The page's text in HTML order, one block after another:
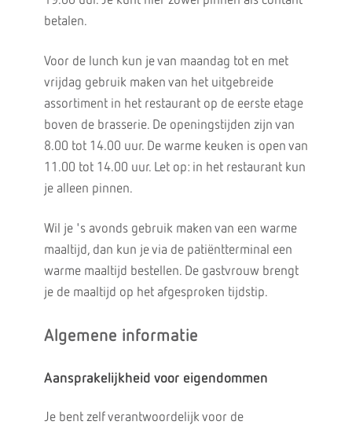
betalen.
Voor de lunch kun je van maandag tot en met
vrijdag gebruik maken van het uitgebreide
assortiment in het restaurant op de eerste etage
boven de brasserie. De openingstijden zijn van
8.00 tot 14.00 uur. De warme keuken is open van
11.00 tot 14.00 uur. Let op: in het restaurant kun
je alleen pinnen.
Wil je 's avonds gebruik maken van een warme
maaltijd, dan kun je via de patiëntterminal een
warme maaltijd bestellen. De gastvrouw brengt
je de maaltijd op het afgesproken tijdstip.
Algemene informatie
Aansprakelijkheid voor eigendommen
Je bent zelf verantwoordelijk voor de